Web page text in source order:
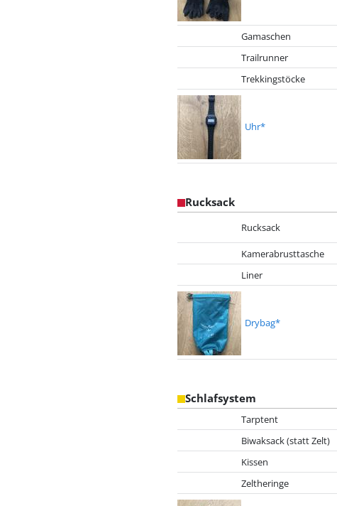
Gamaschen
Trailrunner
Trekkingstöcke
Uhr*
Rucksack
Rucksack
Kamerabrusttasche
Liner
Drybag*
Schlafsystem
Tarptent
Biwaksack (statt Zelt)
Kissen
Zeltheringe